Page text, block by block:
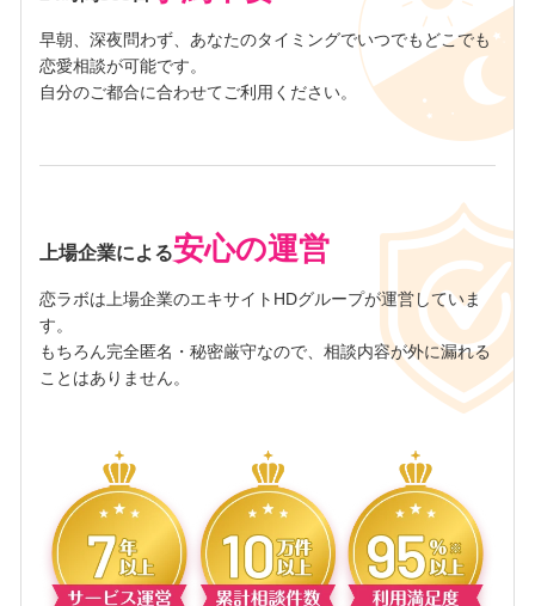
早朝、深夜問わず、あなたのタイミングでいつでもどこでも
恋愛相談が可能です。
自分のご都合に合わせてご利用ください。
上場企業による安心の運営
恋ラボは上場企業のエキサイトHDグループが運営していま
す。
もちろん完全匿名・秘密厳守なので、相談内容が外に漏れる
ことはありません。